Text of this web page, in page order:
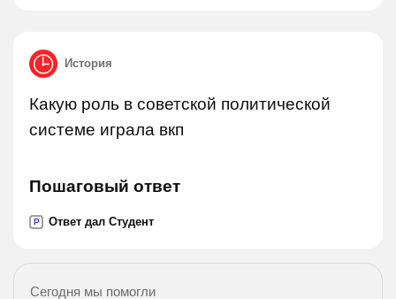
История
Какую роль в советской политической
системе играла вкп
Пошаговый ответ
P Ответ дал Студент
Сегодня мы помогли